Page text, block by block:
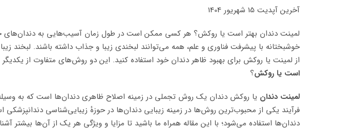
آخرین آپدیت 15 شهریور 1404
لمینت دندان بهتر است یا روکش؟ هر کسی ممکن است در طول زمان آسیب‌هایی به دندان‌های
خوشبختانه با پیشرفت فناوری و علم، همه می‌توانند لبخندی زیبا و جذاب داشته باشند. لبخند
از لمینت یا روکش برای بهبود ظاهر دندان خود استفاده کنید. این دو روش‌های متفاوت از
است یا روکش؟
لمینت دندان یا روکش دندان یک روش تجملی در زمینه اصلاح ظاهری دندان‌ها است که به
فرآیند یکی از محبوب‌ترین روش‌ها در زمینه زیبایی دندان‌ها در حوزهٔ زیبایی‌شناسی
دندان‌ها استفاده می‌شود؛ با این مقاله همراه ما باشید تا مزایا و ویژگی هر یک از آن‌ها بیشتر